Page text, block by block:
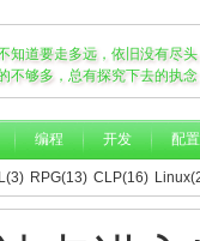
知道要走多远，依旧没有尽头
不够多，总有探究下去的执念
编程 开发 配置
RPG(13) CLP(16)